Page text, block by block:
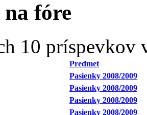
fóre
10 príspevkov
Predmet
Pasienky 2008/2009
Pasienky 2008/2009
Pasienky 2008/2009
Pasienky 2008/2009